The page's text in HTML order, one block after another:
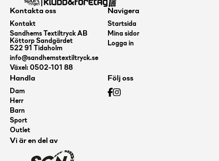
Kontakta oss
Kontakt
Sandhems Textiltryck AB
Köttorp Sandgärdet
522 91 Tidaholm
info@sandhemstextiltryck.se
Växel: 0502-101 88
Navigera
Startsida
Mina sidor
Logga in
Handla
Dam
Herr
Barn
Sport
Outlet
Följ oss
Vi är en del av